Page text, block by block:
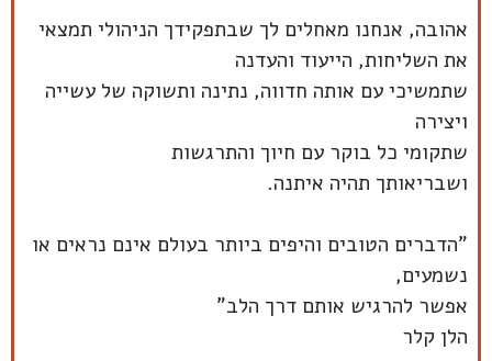
אהובה, אנחנו מאחלים לך שבתפקידך הניהולי תמצאי
את השליחות, הייעוד והעדנה
שתמשיכי עם אותה חדווה, נתינה ותשוקה של עשייה
ויצירה
שתקומי כל בוקר עם חיוך והתרגשות
ושבריאותך תהיה איתנה.
"הדברים הטובים והיפים ביותר בעולם אינם נראים או
נשמעים,
אפשר להרגיש אותם דרך הלב"
הלן קלר